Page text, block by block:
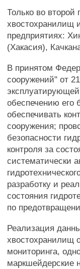
Только во
хвостохранилищ
предприятиях:
(Хакасия),
В принятом
сооружений" от
эксплуатирующей
обеспечению его
обеспечивать
сооружения;
безопасности
контроля за
систематически
разработку и
состояния
по
Реализация
хвостохранилищ
мониторинга,
маркшейдерские